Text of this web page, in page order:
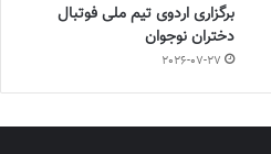
برگزاری اردوی تیم ملی فوتبال
دختران نوجوان
2026-07-27